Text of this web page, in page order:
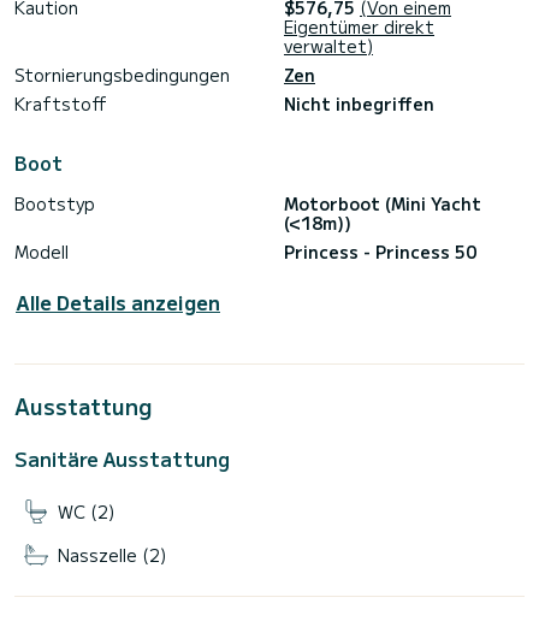
Endreinigung: 220,00 €
Endreinigung: 220,00 €
Porto Santo - 8 Stunden
Mietbasis: 4900,00 €
unseren sorgfältig kuratierten Yachtcharter. Buchen Sie
noch heute Ihre exklusive Reise und erleben Sie die Pracht
Kaution $576,75 (Von einem
Eigentümer direkt
verwaltet)
Stornierungsbedingungen
Zen
Kraftstoff
Nicht inbegriffen
Boot
Bootstyp
Motorboot (Mini Yacht
(<18m))
Modell
Princess - Princess 50
Alle Details anzeigen
Ausstattung
Sanitäre Ausstattung
WC (2)
Nasszelle (2)